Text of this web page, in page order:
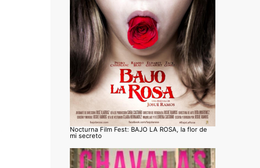
Nocturna Film Fest: BAJO LA ROSA, la flor de
mi secreto